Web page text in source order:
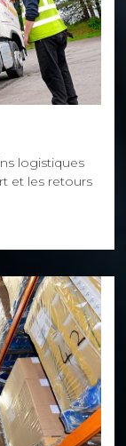
logistiques
et les retours